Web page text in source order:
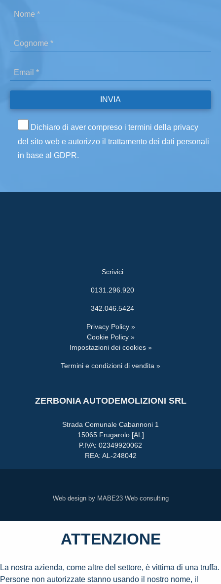
Dichiaro di aver compreso i termini della privacy
del sito web e autorizzo il trattamento dei dati personali
in base al GDPR.
Scrivici
0131.296.920
342.046.5424
Privacy Policy »
Cookie Policy »
Impostazioni dei cookies »
Termini e condizioni di vendita »
ZERBONIA AUTODEMOLIZIONI SRL
Strada Comunale Cabannoni 1
15065 Frugarolo [AL]
P.IVA: 02349920062
REA: AL-248042
Web design by MABE23 Web consulting
ATTENZIONE
La nostra azienda, come altre del settore, è vittima di una truffa.
Persone non autorizzate stanno usando il nostro nome, il